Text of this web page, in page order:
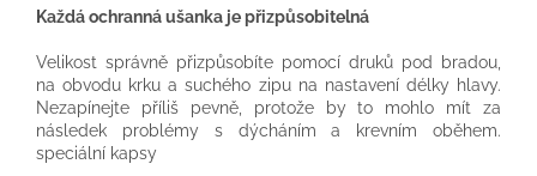
Každá ochranná ušanka je přizpůsobitelná
Velikost správně přizpůsobíte pomocí druků pod bradou,
na obvodu krku a suchého zipu na nastavení délky hlavy.
Nezapínejte příliš pevně, protože by to mohlo mít za
následek problémy s dýcháním a krevním oběhem.
speciální kapsy